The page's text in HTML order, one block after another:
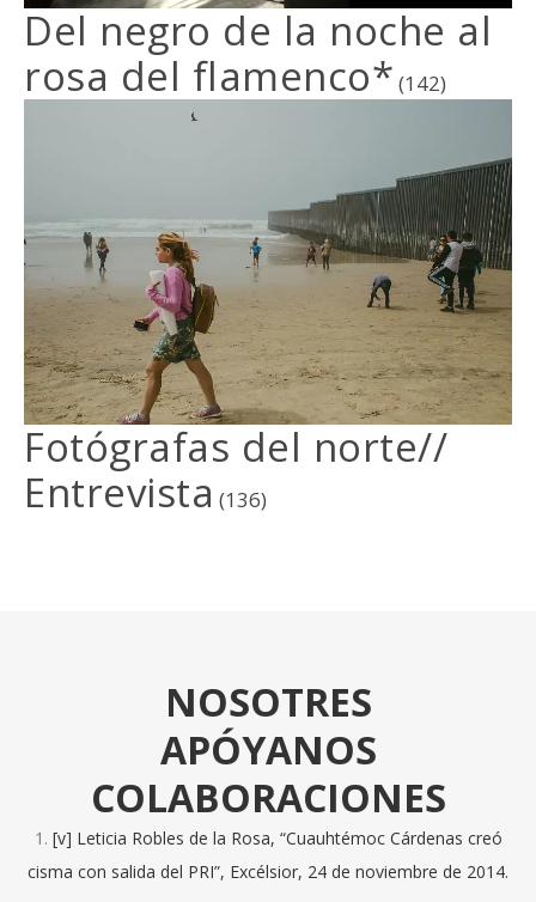
Del negro de la noche al
rosa del flamenco* (142)
Fotógrafas del norte//
Entrevista (136)
NOSOTRES
APÓYANOS
COLABORACIONES
[v] Leticia Robles de la Rosa, “Cuauhtémoc Cárdenas creó
cisma con salida del PRI”, Excélsior, 24 de noviembre de 2014.